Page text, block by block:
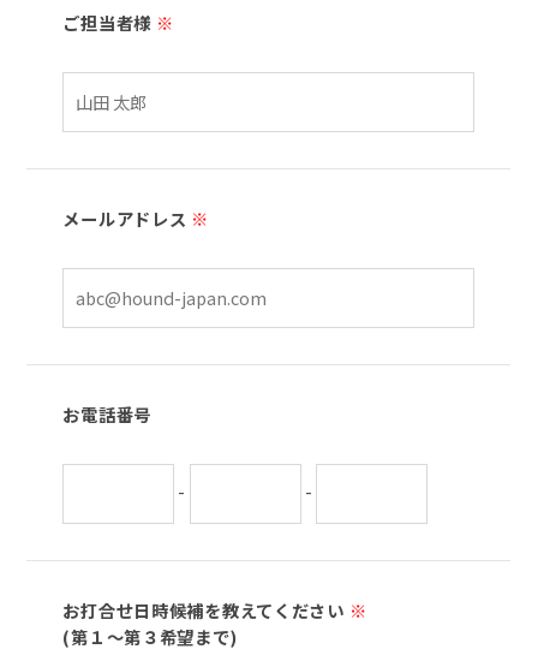
ご担当者様 ※
メールアドレス ※
お電話番号
- -
お打合せ日時候補を教えてください ※
(第１～第３希望まで)